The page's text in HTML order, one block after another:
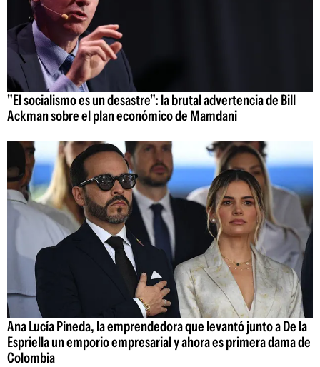
"El socialismo es un desastre": la brutal advertencia de Bill
Ackman sobre el plan económico de Mamdani
Ana Lucía Pineda, la emprendedora que levantó junto a De la
Espriella un emporio empresarial y ahora es primera dama de
Colombia